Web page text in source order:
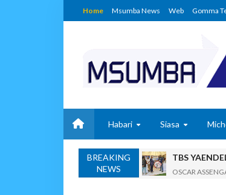
Home Msumba News Web Gomma
Habari Siasa
BREAKING
NEWS
TBS
OSCAR